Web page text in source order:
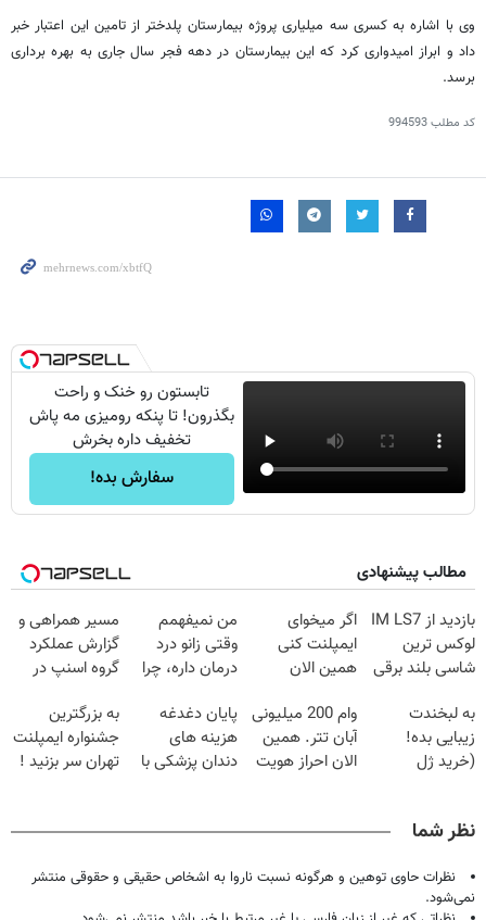
وی با اشاره به کسری سه میلیاری پروژه بیمارستان پلدختر از تامین این اعتبار خبر
داد و ابراز امیدواری کرد که این بیمارستان در دهه فجر سال جاری به بهره برداری
برسد.
کد مطلب994593
تابستون رو خنک و راحت
بگذرون! تا پنکه رومیزی مه پاش
تخفیف داره بخرش
سفارش بده!
مطالب پیشنهادی
بازدید از IM LS7
لوکس ترین
شاسی بلند برقی
انقلاب
اگر میخوای
ایمپلنت کنی
همین الان
۲۵ میلیون
تومان!!!
من نمیفهمم
وقتی زانو درد
درمان داره، چرا
تحمل میکنی؟❗
مسیر همراهی و
گزارش عملکرد
گروه اسنپ در
به لبخندت
زیبایی بده!
(خرید ژل
با40%تخفیف)
وام 200 میلیونی
آبان تتر. همین
الان احراز هویت
پایان دغدغه
هزینه های
دندان پزشکی با
به بزرگترین
جشنواره ایمپلنت
تهران سر بزنید !
نظر شما
نظرات حاوی توهین و هرگونه نسبت ناروا به اشخاص حقیقی و حقوقی منتشر
نمی‌شود.